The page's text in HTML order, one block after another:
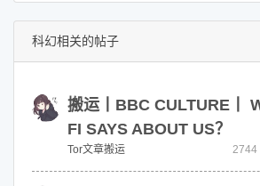
科幻相关的帖子
搬运丨BBC CULTURE丨
FI SAYS ABOUT US？
Tor文章搬运 2744